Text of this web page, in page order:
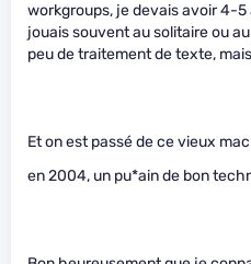
workgroups, je devais avoir 4-5
jouais souvent au solitaire ou
peu de traitement de texte,
Et on est passé de ce vieux
en 2004, un pu*ain de bon